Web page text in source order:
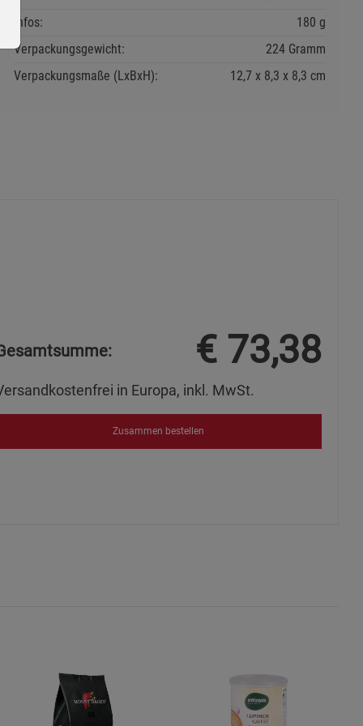
Infos:
180 g
Verpackungsgewicht:
224 Gramm
Verpackungsmaße (LxBxH):
12,7 8,3 8,3 cm
€ 73,38
in Europa, inkl. MwSt.
Zusammen bestellen